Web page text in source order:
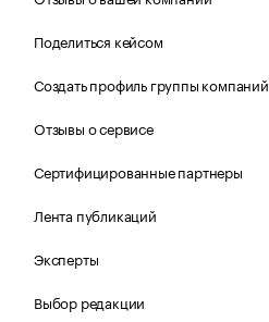
Поделиться кейсом
Создать профиль группы компаний
Отзывы о сервисе
Сертифицированные партнеры
Лента публикаций
Эксперты
Выбор редакции